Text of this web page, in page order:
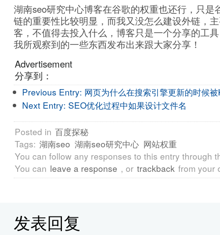
湖南seo研究中心博客在谷歌的权重也还行，只是
链的重要性比较明显，而我又没怎么建设外链，
客，不值得去投入什么，博客只是一个分享的工
我所观察到的一些东西发布出来跟大家分享！
Advertisement
分享到：
Previous Entry: 网页为什么在搜索引擎更新的时候
Next Entry: SEO优化过程中如果设计文件名
Posted in 百度探秘
Tags: 湖南seo 湖南seo研究中心 网站权重
You can follow any responses to this entry through
You can leave a response , or trackback from your
发表回复